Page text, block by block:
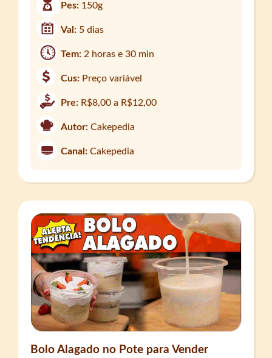
Pes: 150g
Val: 5 dias
Tem: 2 horas e 30 min
Cus: Preço variável
Pre: R$8,00 a R$12,00
Autor: Cakepedia
Canal: Cakepedia
Bolo Alagado no Pote para Vender